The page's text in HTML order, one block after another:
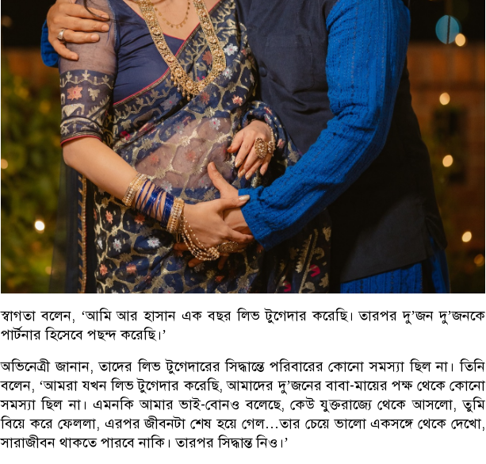
স্বাগতা বলেন, ‘আমি আর হাসান এক বছর লিভ টুগেদার করেছি। তারপর দু’জন দু’জনকে
পার্টনার হিসেবে পছন্দ করেছি।’
অভিনেত্রী জানান, তাদের লিভ টুগেদারের সিদ্ধান্তে পরিবারের কোনো সমস্যা ছিল না। তিনি
বলেন, ‘আমরা যখন লিভ টুগেদার করেছি, আমাদের দু’জনের বাবা-মায়ের পক্ষ থেকে কোনো
সমস্যা ছিল না। এমনকি আমার ভাই-বোনও বলেছে, কেউ যুক্তরাজ্যে থেকে আসলো, তুমি
বিয়ে করে ফেললা, এরপর জীবনটা শেষ হয়ে গেল…তার চেয়ে ভালো একসঙ্গে থেকে দেখো,
সারাজীবন থাকতে পারবে নাকি। তারপর সিদ্ধান্ত নিও।’